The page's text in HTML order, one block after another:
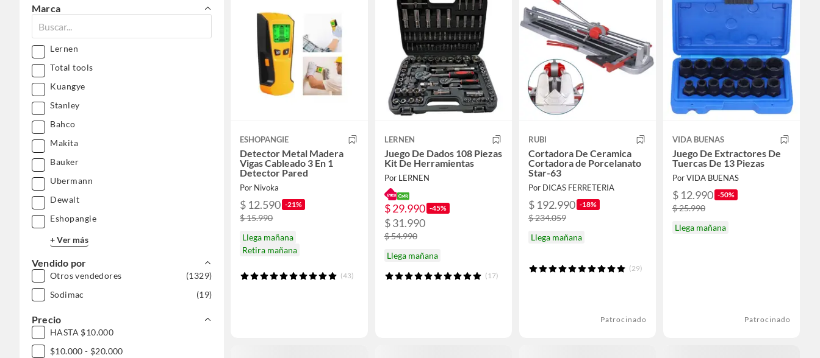
Cuchillo cartonero Remachadoras
Tornillo de banco Tijeras hojalateras
Hojas y arcos de sierra
Cortaplumas
Enroscador de tubos
Gubias y formones
Marca
Lernen
Total tools
Kuangye
Stanley
Bahco
Makita
Bauker
Ubermann
Dewalt
Eshopangie
+ Ver más
Vendido por
Otros vendedores
(1329)
Sodimac
(19)
Precio
HASTA $10.000
$10.000 - $20.000
ESHOPANGIE
Detector Metal Madera
Vigas Cableado 3 En 1
Detector Pared
Por Nivoka
$ 12.590 -21%
$ 15.990
Llega mañana
Retira mañana
(43)
LERNEN
Juego De Dados 108 Piezas
Kit De Herramientas
Por LERNEN
$ 29.990 -45%
$ 31.990
$ 54.990
Llega mañana
(17)
RUBI
Cortadora De Ceramica
Cortadora de Porcelanato
Star-63
Por DICAS FERRETERIA
$ 192.990 -18%
$ 234.059
Llega mañana
(29)
Patrocinado
VIDA BUENAS
Juego De Extractores De
Tuercas De 13 Piezas
Por VIDA BUENAS
$ 12.990 -50%
$ 25.990
Llega mañana
Patrocinado